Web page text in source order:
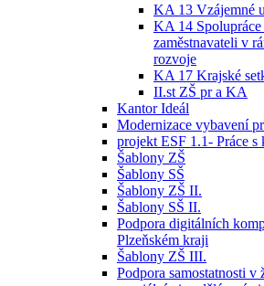
KA 13 Vzájemné
KA 14 Spolupráce
zaměstnavateli v
rozvoje
KA 17 Krajské
II.st ZŠ pr a KA
Kantor Ideál
Modernizace vybavení
projekt ESF 1.1- Práce s
Šablony ZŠ
Šablony SŠ
Šablony ZŠ II.
Šablony SŠ II.
Podpora digitálních
Plzeňském kraji
Šablony ZŠ III.
Podpora samostatnosti v